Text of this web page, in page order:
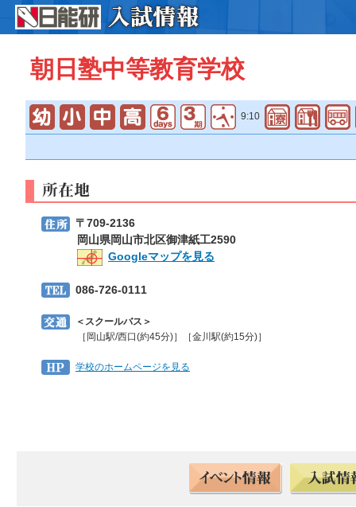
朝日塾中等教育学校
9:10
〒709-2136
岡山県岡山市北区御津紙工2590
Googleマップを見る
086-726-0111
＜スクールバス＞
［岡山駅/西口(約45分)］［金川駅(約15分)］
学校のホームページを見る